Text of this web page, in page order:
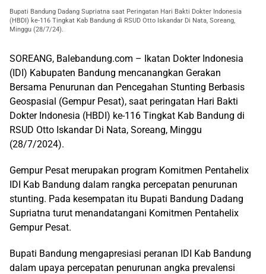
Bupati Bandung Dadang Supriatna saat Peringatan Hari Bakti Dokter Indonesia
(HBDI) ke-116 Tingkat Kab Bandung di RSUD Otto Iskandar Di Nata, Soreang,
Minggu (28/7/24).
SOREANG, Balebandung.com – Ikatan Dokter Indonesia
(IDI) Kabupaten Bandung mencanangkan Gerakan
Bersama Penurunan dan Pencegahan Stunting Berbasis
Geospasial (Gempur Pesat), saat peringatan Hari Bakti
Dokter Indonesia (HBDI) ke-116 Tingkat Kab Bandung di
RSUD Otto Iskandar Di Nata, Soreang, Minggu
(28/7/2024).
Gempur Pesat merupakan program Komitmen Pentahelix
IDI Kab Bandung dalam rangka percepatan penurunan
stunting. Pada kesempatan itu Bupati Bandung Dadang
Supriatna turut menandatangani Komitmen Pentahelix
Gempur Pesat.
Bupati Bandung mengapresiasi peranan IDI Kab Bandung
dalam upaya percepatan penurunan angka prevalensi